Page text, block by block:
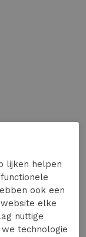
lijken helpen
ook een
elke
nuttige
technologie